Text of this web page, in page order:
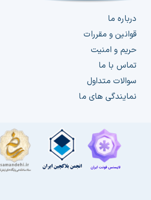
درباره ما
قوانین و مقررات
حریم و امنیت
تماس با ما
سوالات متداول
نمایندگی های ما